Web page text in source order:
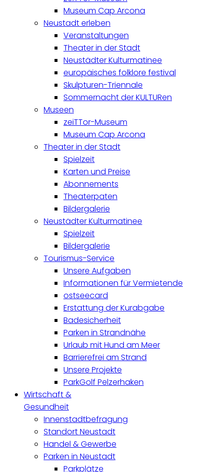
Museum Cap Arcona
Neustadt erleben
Veranstaltungen
Theater in der Stadt
Neustädter Kulturmatinee
europäisches folklore festival
Skulpturen-Triennale
Sommernacht der KULTURen
Museen
zeiTTor-Museum
Museum Cap Arcona
Theater in der Stadt
Spielzeit
Karten und Preise
Abonnements
Theaterpaten
Bildergalerie
Neustädter Kulturmatinee
Spielzeit
Bildergalerie
Tourismus-Service
Unsere Aufgaben
Informationen für Vermietende
ostseecard
Erstattung der Kurabgabe
Badesicherheit
Parken in Strandnähe
Urlaub mit Hund am Meer
Barrierefrei am Strand
Unsere Projekte
ParkGolf Pelzerhaken
Wirtschaft &
Gesundheit
Innenstadtbefragung
Standort Neustadt
Handel & Gewerbe
Parken in Neustadt
Parkplätze